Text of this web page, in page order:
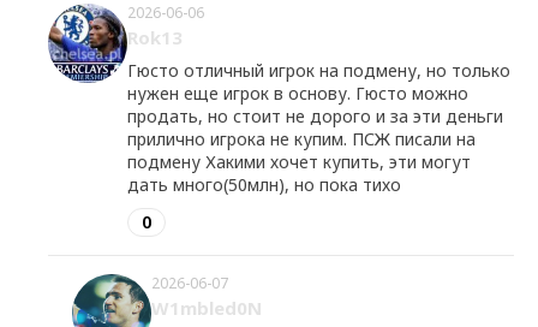
2026-06-06
Rok13
Гюсто отличный игрок на подмену, но только
нужен еще игрок в основу. Гюсто можно
продать, но стоит не дорого и за эти деньги
прилично игрока не купим. ПСЖ писали на
подмену Хакими хочет купить, эти могут
дать много(50млн), но пока тихо
0
2026-06-07
W1mbled0N